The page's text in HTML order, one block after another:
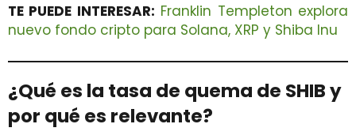
TE PUEDE INTERESAR: Franklin Templeton explora
nuevo fondo cripto para Solana, XRP y Shiba Inu
¿Qué es la tasa de quema de SHIB y
por qué es relevante?